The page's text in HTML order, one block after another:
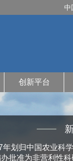
中
创新平台
年划归中国农业科
批准为非营利性科